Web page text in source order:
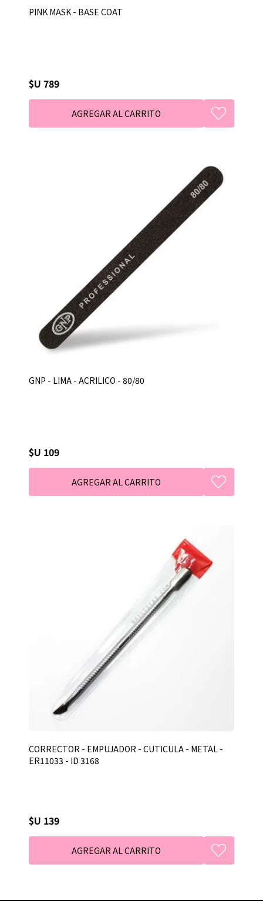
PINK MASK - BASE COAT
$U 789
GNP - LIMA - ACRILICO - 80/80
$U 109
CORRECTOR - EMPUJADOR - CUTICULA - METAL -
ER11033 - ID 3168
$U 139